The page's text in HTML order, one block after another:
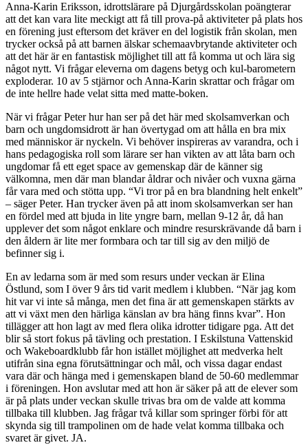
Anna-Karin Eriksson, idrottslärare på Djurgårdsskolan poängterar
att det kan vara lite meckigt att få till prova-på aktiviteter på plats hos
en förening just eftersom det kräver en del logistik från skolan, men
trycker också på att barnen älskar schemaavbrytande aktiviteter och
att det här är en fantastisk möjlighet till att få komma ut och lära sig
något nytt. Vi frågar eleverna om dagens betyg och kul-barometern
exploderar. 10 av 5 stjärnor och Anna-Karin skrattar och frågar om
de inte hellre hade velat sitta med matte-boken.
När vi frågar Peter hur han ser på det här med skolsamverkan och
barn och ungdomsidrott är han övertygad om att hålla en bra mix
med människor är nyckeln. Vi behöver inspireras av varandra, och i
hans pedagogiska roll som lärare ser han vikten av att låta barn och
ungdomar få ett eget space av gemenskap där de känner sig
välkomna, men där man blandar åldrar och nivåer och vuxna gärna
får vara med och stötta upp. “Vi tror på en bra blandning helt enkelt”
– säger Peter. Han trycker även på att inom skolsamverkan ser han
en fördel med att bjuda in lite yngre barn, mellan 9-12 år, då han
upplever det som något enklare och mindre resurskrävande då barn i
den åldern är lite mer formbara och tar till sig av den miljö de
befinner sig i.
En av ledarna som är med som resurs under veckan är Elina
Östlund, som I över 9 års tid varit medlem i klubben. “När jag kom
hit var vi inte så många, men det fina är att gemenskapen stärkts av
att vi växt men den härliga känslan av bra häng finns kvar”. Hon
tillägger att hon lagt av med flera olika idrotter tidigare pga. Att det
blir så stort fokus på tävling och prestation. I Eskilstuna Vattenskid
och Wakeboardklubb får hon istället möjlighet att medverka helt
utifrån sina egna förutsättningar och mål, och vissa dagar endast
vara där och hänga med i gemenskapen bland de 50-60 medlemmar
i föreningen. Hon avslutar med att hon är säker på att de elever som
är på plats under veckan skulle trivas bra om de valde att komma
tillbaka till klubben. Jag frågar två killar som springer förbi för att
skynda sig till trampolinen om de hade velat komma tillbaka och
svaret är givet. JA.